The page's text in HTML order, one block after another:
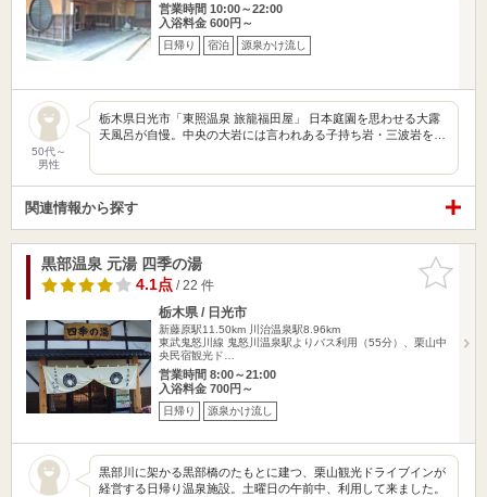
営業時間 10:00～22:00
入浴料金 600円～
日帰り 宿泊 源泉かけ流し
50代～
男性
栃木県日光市「東照温泉 旅籠福田屋」 日本庭園を思わせる大露
天風呂が自慢。中央の大岩には言われある子持ち岩・三波岩を…
関連情報から探す
お気に入
りに追加
黒部温泉 元湯 四季の湯
4.1点/ 22 件
栃木県 / 日光市
新藤原駅11.50km
川治温泉駅8.96km
東武鬼怒川線 鬼怒川温泉駅よりバス利用（55分）、栗山中
央民宿観光ド…
営業時間 8:00～21:00
入浴料金 700円～
日帰り 源泉かけ流し
黒部川に架かる黒部橋のたもとに建つ、栗山観光ドライブインが
経営する日帰り温泉施設。土曜日の午前中、利用して来ました。